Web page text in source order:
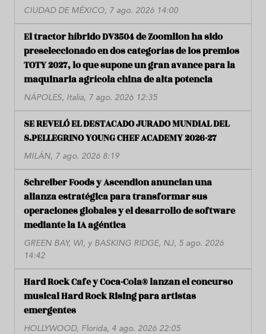
CIUDAD DE MÉXICO, 7 ago. 2026 14:00
El tractor híbrido DV3504 de Zoomlion ha sido
preseleccionado en dos categorías de los premios
TOTY 2027, lo que supone un gran avance para la
maquinaria agrícola china de alta potencia
NÁPOLES, Italia, 7 ago. 2026 12:35
SE REVELÓ EL DESTACADO JURADO MUNDIAL DEL
S.PELLEGRINO YOUNG CHEF ACADEMY 2026-27
MILÁN, 7 ago. 2026 8:19
Schreiber Foods y Ascendion anuncian una
alianza estratégica para transformar sus
operaciones globales y el desarrollo de software
mediante la IA agéntica
GREEN BAY, WI, y BASKING RIDGE, NJ, 5 ago. 2026
14:42
Hard Rock Cafe y Coca-Cola® lanzan el concurso
musical Hard Rock Rising para artistas
emergentes
HOLLYWOOD, Florida, 4 ago. 2026 22:05